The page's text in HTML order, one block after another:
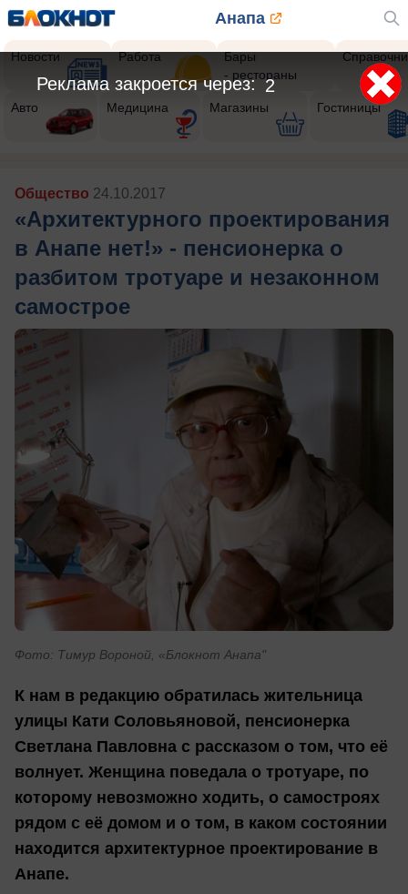
Анапа
Новости Работа
Бары
- рестораны
Авто Медицина Магазины Гостиницы
Общество 24.10.2017
«Архитектурного проектирования
в Анапе нет!» - пенсионерка о
разбитом тротуаре и незаконном
самострое
Фото: Тимур Вороной, «Блокнот Анапа"
К нам в редакцию обратилась жительница
улицы Кати Соловьяновой, пенсионерка
Светлана Павловна с рассказом о том, что её
волнует. Женщина поведала о тротуаре, по
которому невозможно ходить, о самостроях
рядом с её домом и о том, в каком состоянии
находится архитектурное проектирование в
Анапе.